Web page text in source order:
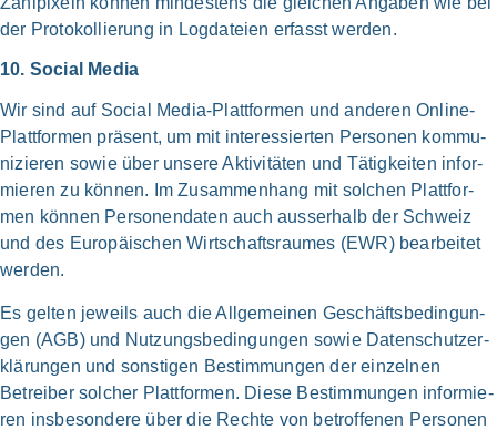
der Pro­to­kol­lie­rung in Log­dateien erfasst wer­den.
10. Social Media
Wir sind auf Social Media-Plattformen und ande­ren Online-
Plattformen prä­sent, um mit inter­es­sier­ten Per­so­nen kom­mu­
ni­zie­ren sowie über unse­re Akti­vi­tä­ten und Tätig­kei­ten infor­
mie­ren zu kön­nen. Im Zusam­men­hang mit sol­chen Platt­for­
men kön­nen Per­so­nen­da­ten auch aus­ser­halb der Schweiz
und des Euro­päi­schen Wirt­schafts­rau­mes (EWR) bear­bei­tet
wer­den.
Es gel­ten jeweils auch die All­ge­mei­nen Geschäfts­be­din­gun­
gen (AGB) und Nut­zungs­be­din­gun­gen sowie Daten­schutz­er­
klä­run­gen und son­sti­gen Bestim­mun­gen der ein­zel­nen
Betrei­ber sol­cher Platt­for­men. Die­se Bestim­mun­gen infor­mie­
ren ins­be­son­de­re über die Rech­te von betrof­fe­nen Per­so­nen